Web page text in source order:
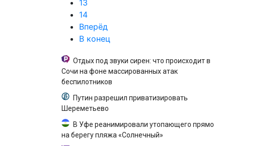
13
14
Вперёд
В конец
Отдых под звуки сирен: что происходит в
Сочи на фоне массированных атак
беспилотников
Путин разрешил приватизировать
Шереметьево
В Уфе реанимировали утопающего прямо
на берегу пляжа «Солнечный»